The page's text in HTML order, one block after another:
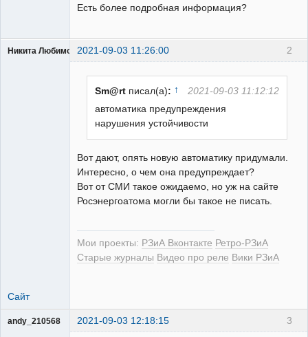
Есть более подробная информация?
2
Никита Любимов 2021-09-03 11:26:00
Sm@rt писал(а): ↑
2021-09-03 11:12:12
автоматика предупреждения
нарушения устойчивости
Вот дают, опять новую автоматику придумали.
Интересно, о чем она предупреждает?
Вот от СМИ такое ожидаемо, но уж на сайте
Росэнергоатома могли бы такое не писать.
Мои проекты: РЗиА Вконтакте Ретро-РЗиА
Старые журналы Видео про реле Вики РЗиА
Сайт
3
andy_210568 2021-09-03 12:18:15